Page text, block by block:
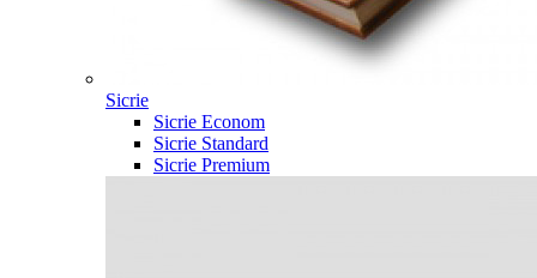
Sicrie
Sicrie Econom
Sicrie Standard
Sicrie Premium